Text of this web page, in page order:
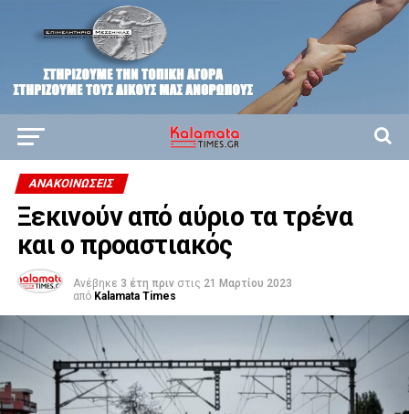
ΑΝΑΚΟΙΝΏΣΕΙΣ
Ξεκινούν από αύριο τα τρένα
και ο προαστιακός
Ανέβηκε 3 έτη πριν στις 21 Μαρτίου 2023
από Kalamata Times